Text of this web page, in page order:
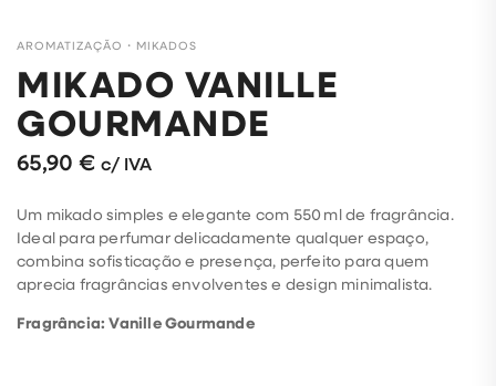
AROMATIZAÇÃO ・ MIKADOS
MIKADO VANILLE
GOURMANDE
65,90 € c/ IVA
Um mikado simples e elegante com 550 ml de fragrância.
Ideal para perfumar delicadamente qualquer espaço,
combina sofisticação e presença, perfeito para quem
aprecia fragrâncias envolventes e design minimalista.
Fragrância: Vanille Gourmande